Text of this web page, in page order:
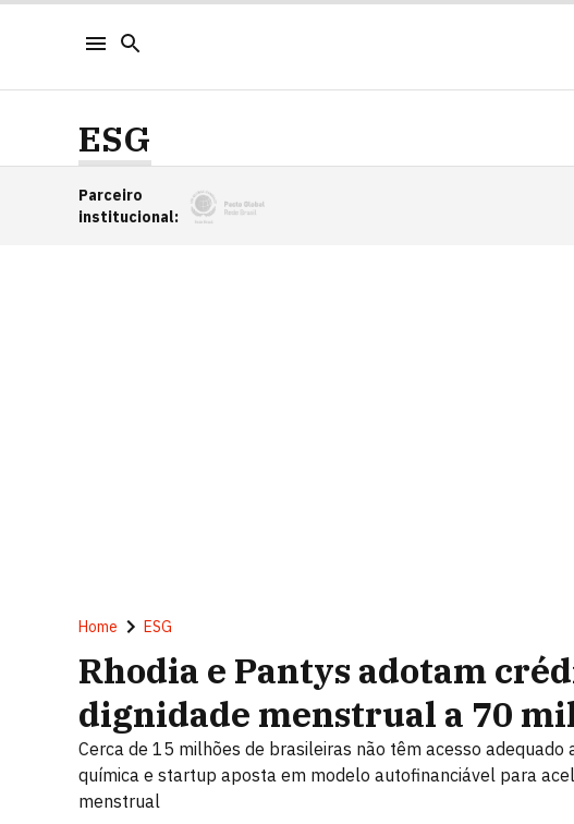
ESG
Parceiro
institucional:
Home ESG
Rhodia e Pantys adotam
dignidade menstrual a 70
Cerca de 15 milhões de brasileiras não têm acesso
química e startup aposta em modelo autofinanciável para
menstrual